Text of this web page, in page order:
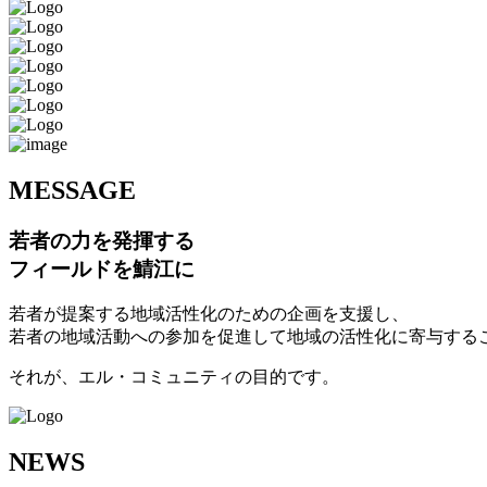
MESSAGE
若者の力を発揮する
フィールドを鯖江に
若者が提案する地域活性化のための企画を支援し、
若者の地域活動への参加を促進して地域の活性化に寄与する
それが、エル・コミュニティの目的です。
NEWS